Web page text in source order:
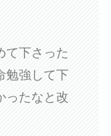
て下さった
勉強して下
ったなと改